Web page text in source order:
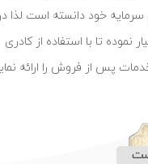
سرمایه خود دانسته است لذا در
تا با استفاده از کادری
پس از فروش را ارائه